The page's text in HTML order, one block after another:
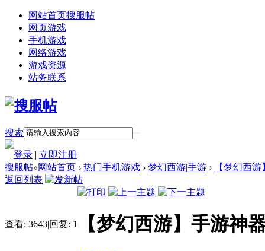
网站首页搜服帖
网页游戏
手机游戏
网络游戏
游戏资源
站务联系
搜索
登录 | 立即注册
搜服帖»网站首页 › 热门手机游戏 › 梦幻西游|手游 ›
【梦幻西
返回列表
查看: 3643|回复: 1 【梦幻西游】手游神